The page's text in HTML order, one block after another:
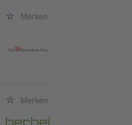
Merken
Merken